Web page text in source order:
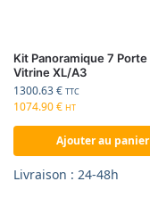
Kit Panoramique 7
Vitrine XL/A3
1300.63€ TTC
1074.90€ HT
Ajouter au panier
Livraison : 24-48h